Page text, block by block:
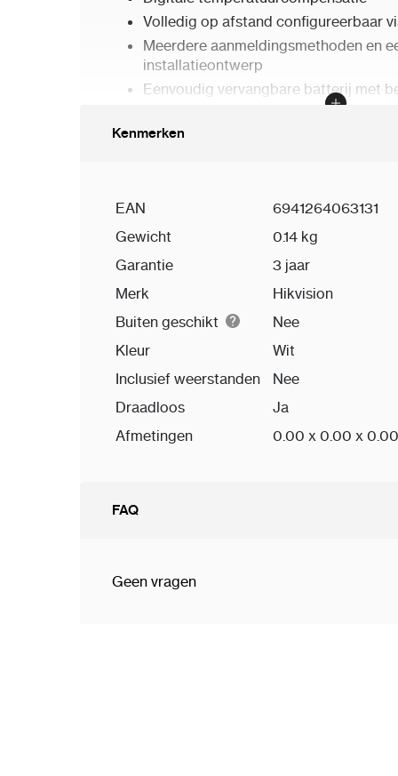
Volledig op afstand configureerbaar
Meerdere aanmeldingsmethoden en
installatieontwerp
Eenvoudig vervangbare batterij met
overdracht
Kenmerken
EAN
6941264063131
Gewicht
0.14 kg
Garantie
3 jaar
Merk
Hikvision
Buiten geschikt
Nee
Kleur
Wit
Inclusief weerstanden
Nee
Draadloos
Ja
Afmetingen
0.00 x 0.00 x
FAQ
Geen vragen